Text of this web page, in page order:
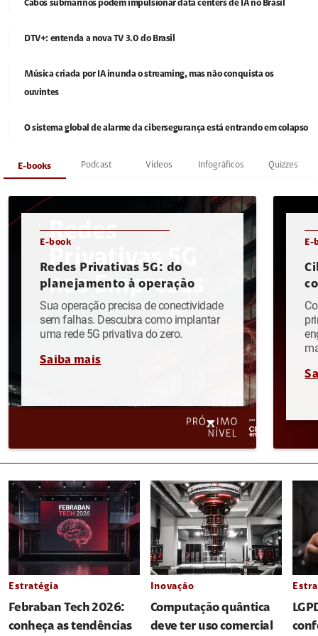
Cabos submarinos podem impulsionar data centers de IA no Brasil
DTV+: entenda a nova TV 3.0 do Brasil
Música criada por IA inunda o streaming, mas não conquista os
ouvintes
O sistema global de alarme da cibersegurança está entrando em colapso
E-books Podcast Vídeos Infográficos Quizzes
E-book
Redes Privativas 5G: do
planejamento à operação
Sua operação precisa de conectividade
sem falhas. Descubra como implantar
uma rede 5G privativa do zero.
Saiba mais
E-
Estratégia
Febraban Tech 2026:
conheça as tendências
Inovação
Computação quântica
deve ter uso comercial